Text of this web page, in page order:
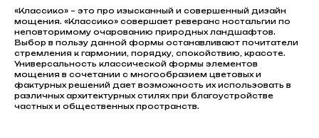
«Классико» – это про изысканный и совершенный дизайн
мощения. «Классико» совершает реверанс ностальгии по
неповторимому очарованию природных ландшафтов.
Выбор в пользу данной формы останавливают почитатели
стремления к гармонии, порядку, спокойствию, красоте.
Универсальность классической формы элементов
мощения в сочетании с многообразием цветовых и
фактурных решений дает возможность их использовать в
различных архитектурных стилях при благоустройстве
частных и общественных пространств.